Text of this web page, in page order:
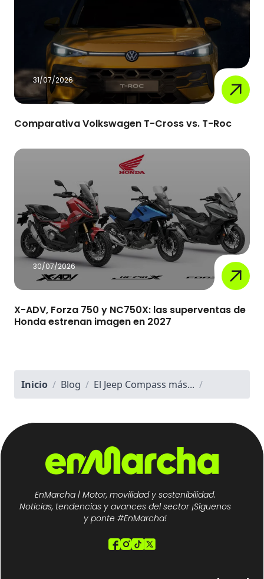
31/07/2026
Comparativa Volkswagen T-Cross vs. T-Roc
30/07/2026
X-ADV, Forza 750 y NC750X: las superventas de
Honda estrenan imagen en 2027
Inicio / Blog / El Jeep Compass más... /
EnMarcha | Motor, movilidad y sostenibilidad.
Noticias, tendencias y avances del sector ¡Síguenos
y ponte #EnMarcha!